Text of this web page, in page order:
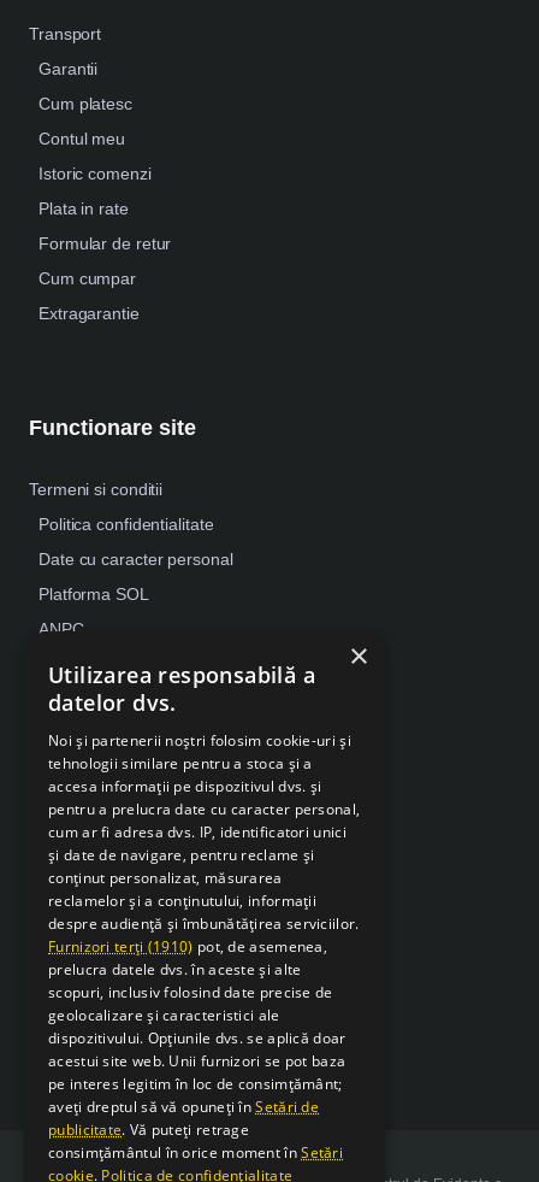
Transport
Garantii
Cum platesc
Contul meu
Istoric comenzi
Plata in rate
Formular de retur
Cum cumpar
Extragarantie
Functionare site
Termeni si conditii
Politica confidentialitate
Date cu caracter personal
Platforma SOL
ANPC
Despre Cookies
Retragere din contract
×
Utilizarea responsabilă a
datelor dvs.
Noi și partenerii noștri folosim cookie-uri și
tehnologii similare pentru a stoca și a
accesa informații pe dispozitivul dvs. și
pentru a prelucra date cu caracter personal,
cum ar fi adresa dvs. IP, identificatori unici
și date de navigare, pentru reclame și
conținut personalizat, măsurarea
reclamelor și a conținutului, informații
despre audiență și îmbunătățirea serviciilor.
Furnizori terți (1910) pot, de asemenea,
prelucra datele dvs. în aceste și alte
scopuri, inclusiv folosind date precise de
geolocalizare și caracteristici ale
dispozitivului. Opțiunile dvs. se aplică doar
acestui site web. Unii furnizori se pot baza
pe interes legitim în loc de consimțământ;
aveți dreptul să vă opuneți înSetări de
publicitate. Vă puteți retrage
consimțământul în orice moment înSetări
cookie. Politica de confidențialitate